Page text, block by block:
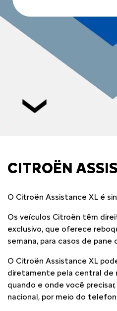
CITROËN
O Citroën Assistance XL é
Os veículos Citroën têm
exclusivo, que oferece
semana, para casos de pane
O Citroën Assistance XL
diretamente pela central de
quando e onde você
nacional, por meio do